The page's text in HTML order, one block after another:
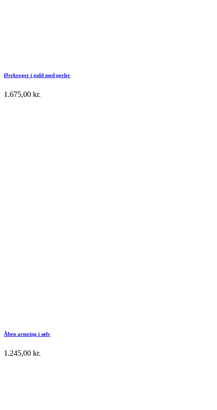
Ørekroger i guld med perler
1.675,00 kr.
Åben armring i sølv
1.245,00 kr.